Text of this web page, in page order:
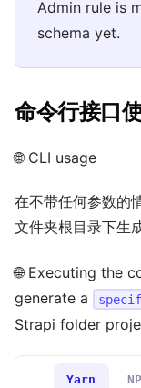
Admin rule is
schema yet.
命令行接口
🌐 CLI usage
在不带任何参数的
文件夹根目录下生
🌐 Executing the
generate a
Strapi folder
Yarn